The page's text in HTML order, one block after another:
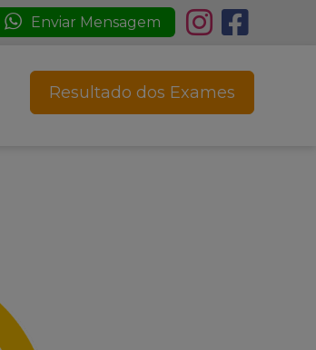
Enviar Mensagem
Resultado dos Exames